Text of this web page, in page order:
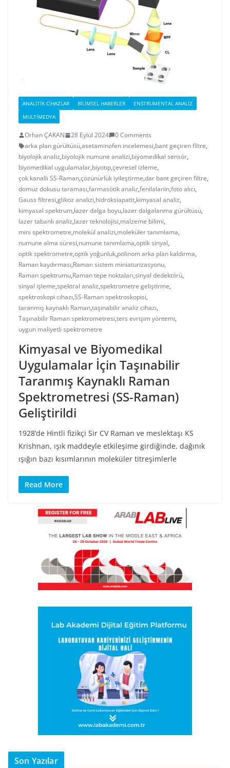
ANALITIK CIHAZLAR BILIMSEL HABERLER
ENSTRUMENTAL ANALIZ
MULTIMEDYA
Orhan ÇAKAN 28 Eylül 2024
0 Comments
arka plan gürültüsü,asetaminofen incelemesi,bant geçiren filtre,
biyolojik analiz,biyolojik numune analizi,biyomedikal sensör,
biyomedikal uygulamalar,biyotıp,çevresel izleme,
çok kanallı SS-Raman,çözünürlük iyileştirme,dar bant geçiren filtre,
domuz dokusu taraması,farmasötik analiz,fenilalanin,foto alıcı,
Gauss filtresi,glikoz analizi,hidroksiapatit,kimyasal analiz,
kimyasal spektrum,lazer dalga boyu,lazer dalgalanma gürültüsü,
lazer tabanlı analiz,lazer teknolojisi,malzeme bilimi,
mini spektrometre,molekül analizi,moleküler tanımlama,
numune alma süresi,numune tanımlama,optik sinyal,
optik spektrometre,optik yoğunluk,polinom arka plan kaldırma,
Raman kaydırması,Raman sistem miniaturizasyonu,
Raman spektrumu,Raman tepe noktaları,sinyal dedektörü,
sinyal işleme,spektral analiz,spektrometre geliştirme,
spektroskopi cihazı,SS-Raman spektroskopisi,
taranmış kaynaklı Raman,taşınabilir analiz cihazı,
Taşınabilir Raman spektrometresi,ters evrişim yöntemi,
uygun maliyetli spektrometre
Kimyasal ve Biyomedikal
Uygulamalar İçin Taşınabilir
Taranmış Kaynaklı Raman
Spektrometresi (SS-Raman)
Geliştirildi
1928’de Hintli fizikçi Sir CV Raman ve meslektaşı KS
Krishnan, ışık maddeyle etkileşime girdiğinde, dağınık
ışığın bazı kısımlarının moleküler titreşimlerle
Read More
Son Yazılar